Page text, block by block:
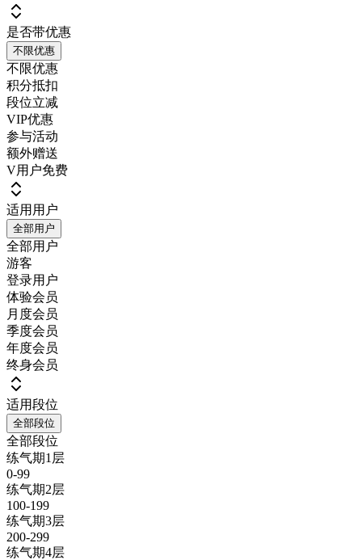
是否带优惠
不限优惠
不限优惠
积分抵扣
段位立减
VIP优惠
参与活动
额外赠送
V用户免费
适用用户
全部用户
全部用户
游客
登录用户
体验会员
月度会员
季度会员
年度会员
终身会员
适用段位
全部段位
全部段位
练气期1层
0-99
练气期2层
100-199
练气期3层
200-299
练气期4层